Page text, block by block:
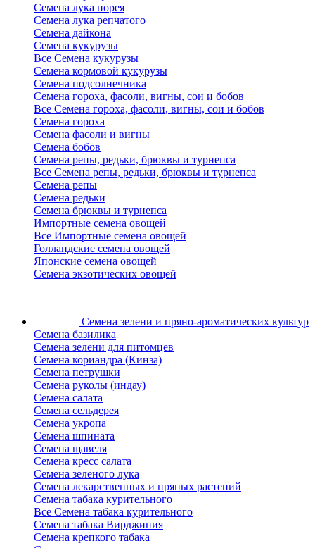
Семена лука порея
Семена лука репчатого
Семена дайкона
Семена кукурузы
Все Семена кукурузы
Семена кормовой кукурузы
Семена подсолнечника
Семена гороха, фасоли, вигны, сои и бобов
Все Семена гороха, фасоли, вигны, сои и бобов
Семена гороха
Семена фасоли и вигны
Семена бобов
Семена репы, редьки, брюквы и турнепса
Все Семена репы, редьки, брюквы и турнепса
Семена репы
Семена редьки
Семена брюквы и турнепса
Импортные семена овощей
Все Импортные семена овощей
Голландские семена овощей
Японские семена овощей
Семена экзотических овощей
Семена зелени и пряно-ароматических культур
Семена базилика
Семена зелени для питомцев
Семена кориандра (Кинза)
Семена петрушки
Семена руколы (индау)
Семена салата
Семена сельдерея
Семена укропа
Семена шпината
Семена щавеля
Семена кресс салата
Семена зеленого лука
Семена лекарственных и пряных растений
Семена табака курительного
Все Семена табака курительного
Семена табака Вирджиния
Семена крепкого табака